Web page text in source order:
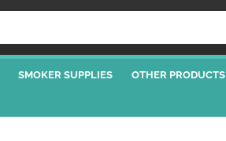
SMOKER SUPPLIES OTHER PRODUCTS